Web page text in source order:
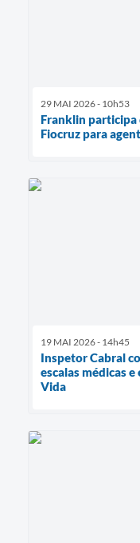
29 MAI 2026 - 10h53
Franklin participa
Fiocruz para
19 MAI 2026 - 14h45
Inspetor Cabral
escalas médicas
Vida